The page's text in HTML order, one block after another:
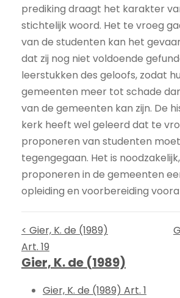
prediking draagt het karakter
stichtelijk woord. Het te vroeg
van de studenten kan het
dat zij nog niet voldoende
leerstukken des geloofs, zodat
gemeenten meer tot schade
van de gemeenten kan zijn. De
kerk heeft wel geleerd dat te
proponeren van studenten
tegengegaan. Het is
proponeren in de gemeenten
opleiding en voorbereiding
< Gier, K. de (1989)
Art. 19
Gier, K. de (1989)
Gier, K. de (1989) Art. 1